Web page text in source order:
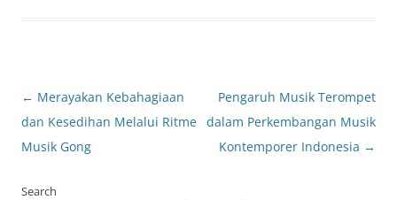
Post
navigation
← Merayakan Kebahagiaan
dan Kesedihan Melalui Ritme
Musik Gong
Pengaruh Musik Terompet
dalam Perkembangan Musik
Kontemporer Indonesia →
Search